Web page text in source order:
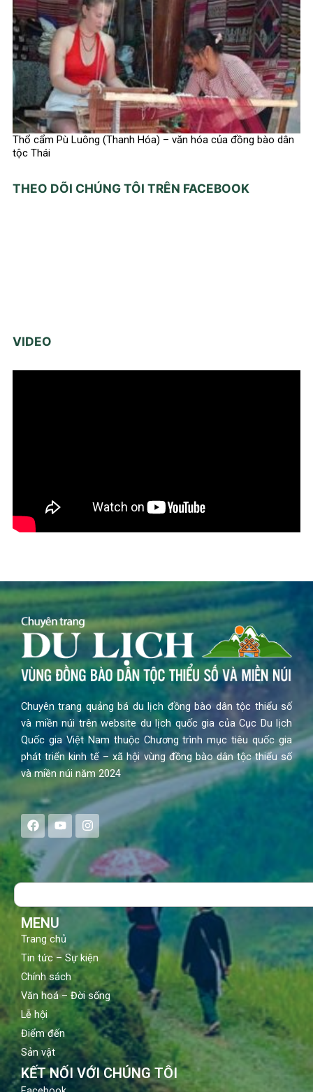
Thổ cẩm Pù Luông (Thanh Hóa) – văn hóa của đồng bào dân
tộc Thái
THEO DÕI CHÚNG TÔI TRÊN FACEBOOK
VIDEO
Chuyên trang quảng bá du lịch đồng bào dân tộc thiểu số
và miền núi trên website du lịch quốc gia của Cục Du lịch
Quốc gia Việt Nam thuộc Chương trình mục tiêu quốc gia
phát triển kinh tế – xã hội vùng đồng bào dân tộc thiểu số
và miền núi năm 2024
F
a
c
e
b
o
Y
o
u
t
u
b
I
n
s
a
g
Search
MENU
Trang chủ
Tin tức – Sự kiện
Chính sách
Văn hoá – Đời sống
Lễ hội
Điểm đến
Sản vật
KẾT NỐI VỚI CHÚNG TÔI